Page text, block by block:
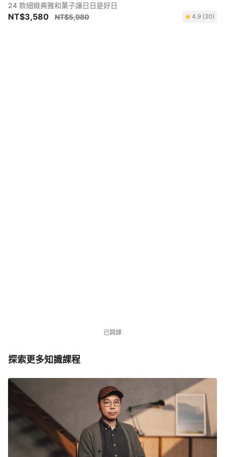
24 款細緻典雅和菓子讓日日是好日
NT$3,580 NT$5,980 4.9 (30)
已開課
探索更多知識課程